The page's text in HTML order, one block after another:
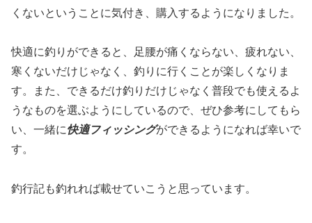
くないということに気付き、購入するようになりました。
快適に釣りができると、足腰が痛くならない、疲れない、
寒くないだけじゃなく、釣りに行くことが楽しくなりま
す。また、できるだけ釣りだけじゃなく普段でも使えるよ
うなものを選ぶようにしているので、ぜひ参考にしてもら
い、一緒に快適フィッシングができるようになれば幸いで
す。
釣行記も釣れれば載せていこうと思っています。